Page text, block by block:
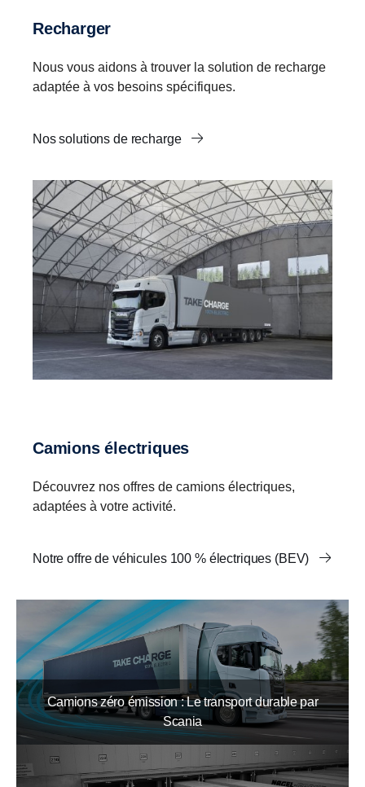
Recharger
Nous vous aidons à trouver la solution de recharge
adaptée à vos besoins spécifiques.
Nos solutions de recharge
Camions électriques
Découvrez nos offres de camions électriques,
adaptées à votre activité.
Notre offre de véhicules 100 % électriques (BEV)
Camions zéro émission : Le transport durable par
Scania